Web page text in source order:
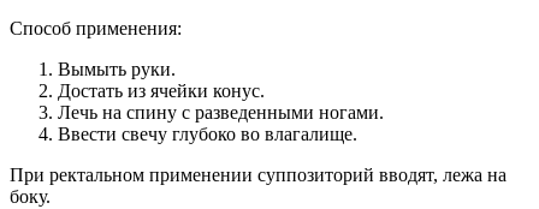
Способ применения:
Вымыть руки.
Достать из ячейки конус.
Лечь на спину с разведенными ногами.
Ввести свечу глубоко во влагалище.
При ректальном применении суппозиторий вводят, лежа на
боку.